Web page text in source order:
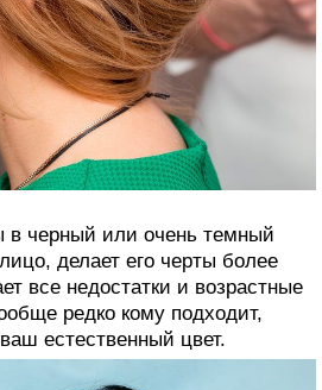
в черный или очень темный
делает его черты более
все недостатки и возрастные
редко кому подходит,
естественный цвет.